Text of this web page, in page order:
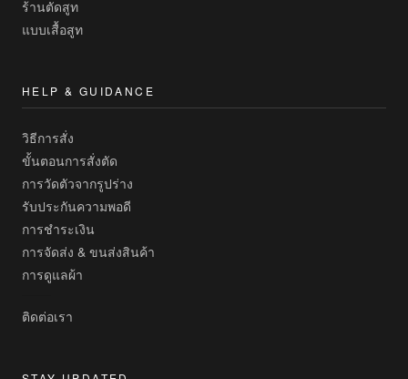
ร้านตัดสูท
แบบเสื้อสูท
HELP & GUIDANCE
วิธีการสั่ง
ขั้นตอนการสั่งตัด
การวัดตัวจากรูปร่าง
รับประกันความพอดี
การชำระเงิน
การจัดส่ง & ขนส่งสินค้า
การดูแลผ้า
ติดต่อเรา